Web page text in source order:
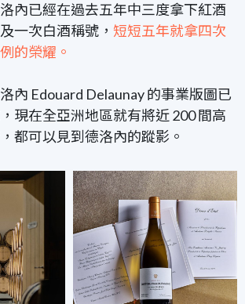
內已經在過去五年中三度拿下紅酒
一次白酒稱號， 短短五年就拿四次
的榮耀。
內 Edouard Delaunay 的事業版圖已
現在全亞洲地區就有將近 200 間高
都可以見到德洛內的蹤影。